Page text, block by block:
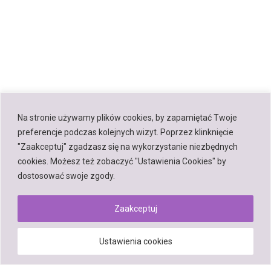
Na stronie używamy plików cookies, by zapamiętać Twoje
preferencje podczas kolejnych wizyt. Poprzez klinknięcie
"Zaakceptuj" zgadzasz się na wykorzystanie niezbędnych
cookies. Możesz też zobaczyć "Ustawienia Cookies" by
dostosować swoje zgody.
Ustawienia cookies
Zaakceptuj